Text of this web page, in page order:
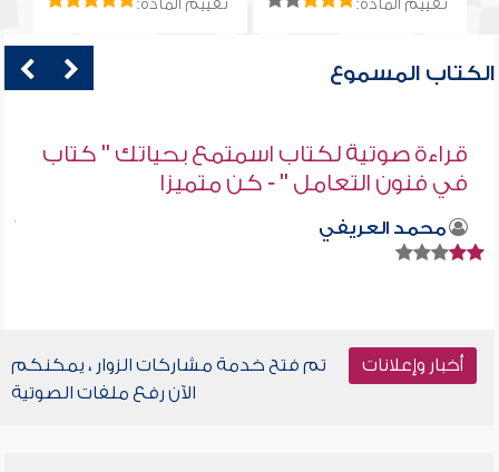
تقييم المادة: تقييم المادة:
الكتاب المسموع
قراءة صوتية لكتاب اسمتمع بحياتك " كتاب
في فنون التعامل " - كن متميزا
محمد العريفي
أخبار وإعلانات
تم فتح خدمة مشاركات الزوار ، يمكنكم
الآن رفع ملفات الصوتية